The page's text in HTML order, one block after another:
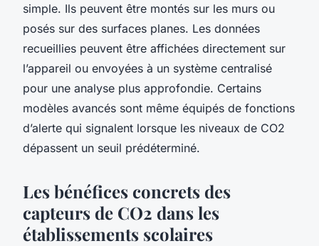
simple. Ils peuvent être montés sur les murs ou
posés sur des surfaces planes. Les données
recueillies peuvent être affichées directement sur
l’appareil ou envoyées à un système centralisé
pour une analyse plus approfondie. Certains
modèles avancés sont même équipés de fonctions
d’alerte qui signalent lorsque les niveaux de CO2
dépassent un seuil prédéterminé.
Les bénéfices concrets des
capteurs de CO2 dans les
établissements scolaires